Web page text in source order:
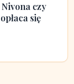
czy
się